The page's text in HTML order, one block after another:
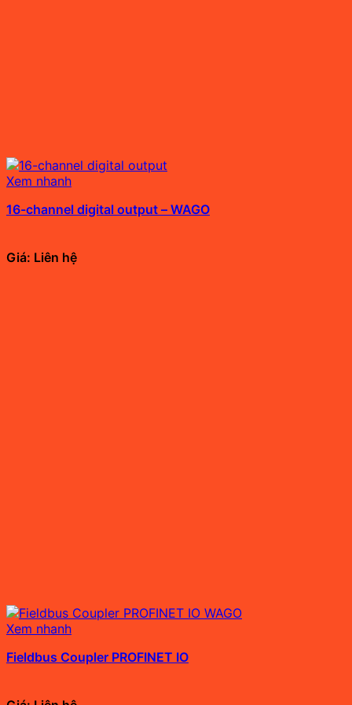
Xem nhanh
16-channel digital output – WAGO
Giá: Liên hệ
Xem nhanh
Fieldbus Coupler PROFINET IO